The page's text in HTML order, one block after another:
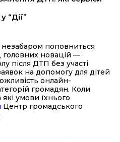
“Дії”
незабаром поповниться
новацій —
після ДТП без участі
на допомогу для дітей
онлайн-
громадян. Коли
умови їхнього
Центр громадського